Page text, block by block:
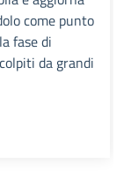
come punto
fase di
da grandi